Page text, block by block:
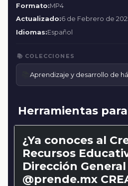
Formato:MP4
Actualizado:6 de Febrero de
Idiomas:Español
📚 COLECCIONES
📚Aprendizaje y desarrollo de
Herramientas
¿Ya conoces al
Recursos
Dirección General
@prende.mx